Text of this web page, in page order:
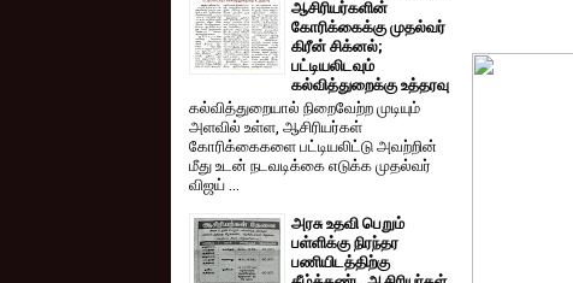
ஆசிரியர்களின்
கோரிக்கைக்கு முதல்வர்
கிரீன் சிக்னல்;
பட்டியலிடவும்
கல்வித்துறைக்கு உத்தரவு
கல்வித்துறையால் நிறைவேற்ற முடியும்
அளவில் உள்ள, ஆசிரியர்கள்
கோரிக்கைகளை பட்டியலிட்டு அவற்றின்
மீது உடன் நடவடிக்கை எடுக்க முதல்வர்
விஜய் ...
அரசு உதவி பெறும்
பள்ளிக்கு நிரந்தர
பணியிடத்திற்கு